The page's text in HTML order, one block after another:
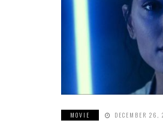
MOVIE DECEMBER 26,